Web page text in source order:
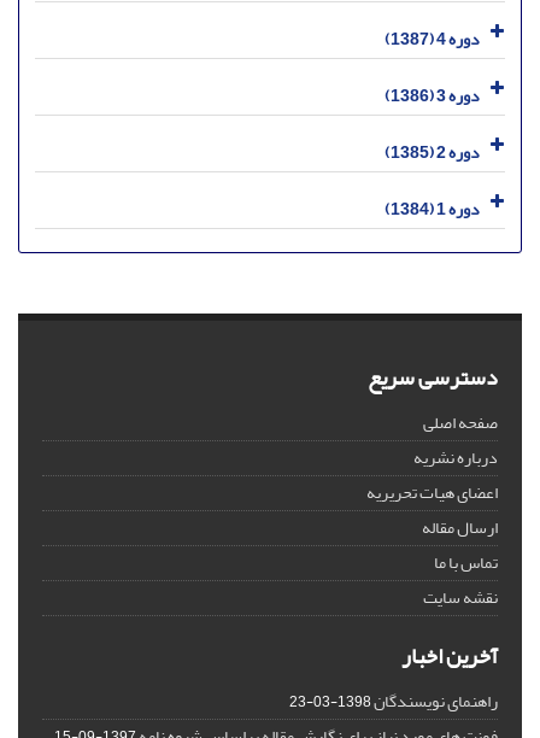
دوره 4 (1387)
دوره 3 (1386)
دوره 2 (1385)
دوره 1 (1384)
دسترسی سریع
صفحه اصلی
درباره نشریه
اعضای هیات تحریریه
ارسال مقاله
تماس با ما
نقشه سایت
آخرین اخبار
راهنمای نویسندگان1398-03-23